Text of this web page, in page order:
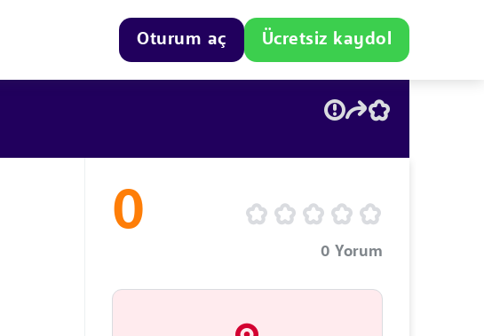
Oturum aç Ücretsiz kaydol
0
0 Yorum